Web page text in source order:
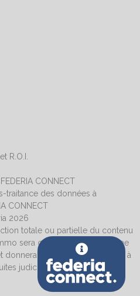
R.O.I.
CONNECT
traitance des données à
CONNECT
2026
totale ou partielle du contenu
sera considérée comme une
donnera systématiquement lieu à
judiciaires.